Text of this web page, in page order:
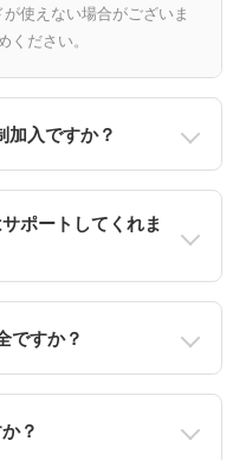
使えない場合がございま
ださい。
加入ですか？
ポートしてくれま
ですか？
？